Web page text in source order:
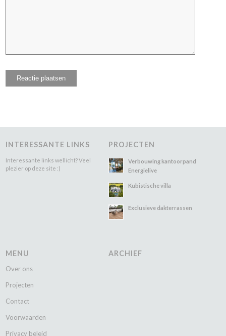
INTERESSANTE LINKS
Interessante links wellicht? Veel
plezier op deze site :)
PROJECTEN
Verbouwing kantoorpand
Energielive
Kubistische villa
Exclusieve dakterrassen
MENU
Over ons
Projecten
Contact
Voorwaarden
Privacy beleid
ARCHIEF